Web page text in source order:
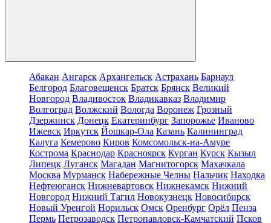
Абакан Ангарск Архангельск Астрахань Барнаул
Белгород Благовещенск Братск Брянск Великий
Новгород Владивосток Владикавказ Владимир
Волгоград Волжский Вологда Воронеж Грозный
Дзержинск Донецк Екатеринбург Запорожье Иваново
Ижевск Иркутск Йошкар-Ола Казань Калининград
Калуга Кемерово Киров Комсомольск-на-Амуре
Кострома Краснодар Красноярск Курган Курск Кызыл
Липецк Луганск Магадан Магнитогорск Махачкала
Москва Мурманск Набережные Челны Нальчик Находка
Нефтеюганск Нижневартовск Нижнекамск Нижний
Новгород Нижний Тагил Новокузнецк Новосибирск
Новый Уренгой Норильск Омск Оренбург Орёл Пенза
Пермь Петрозаводск Петропавловск-Камчатский Псков